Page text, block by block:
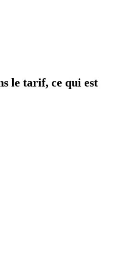
le tarif, ce qui est